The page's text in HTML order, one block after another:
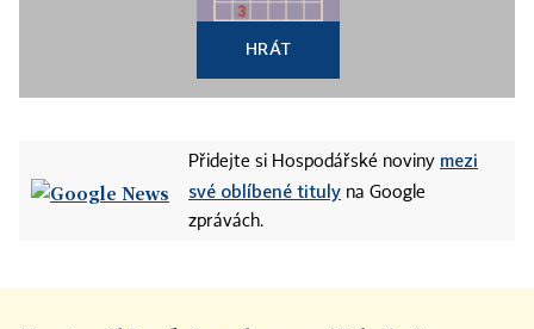
HRÁT
Přidejte si Hospodářské noviny mezi
své oblíbené tituly na Google
zprávách.